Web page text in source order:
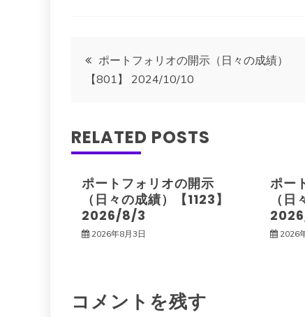
投
稿
ナ
ゲ
ー
ポートフォリオの開示（日々の成績）
【801】 2024/10/10
RELATED POSTS
ポートフォリオの開示
（日々の成績）【1123】
2026/8/3
2026年8月3日
ポー
（日
2026
コメントを残す